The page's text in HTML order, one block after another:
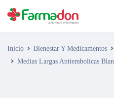
Inicio Bienestar Y Medicamentos
Medias Largas Antiembolicas